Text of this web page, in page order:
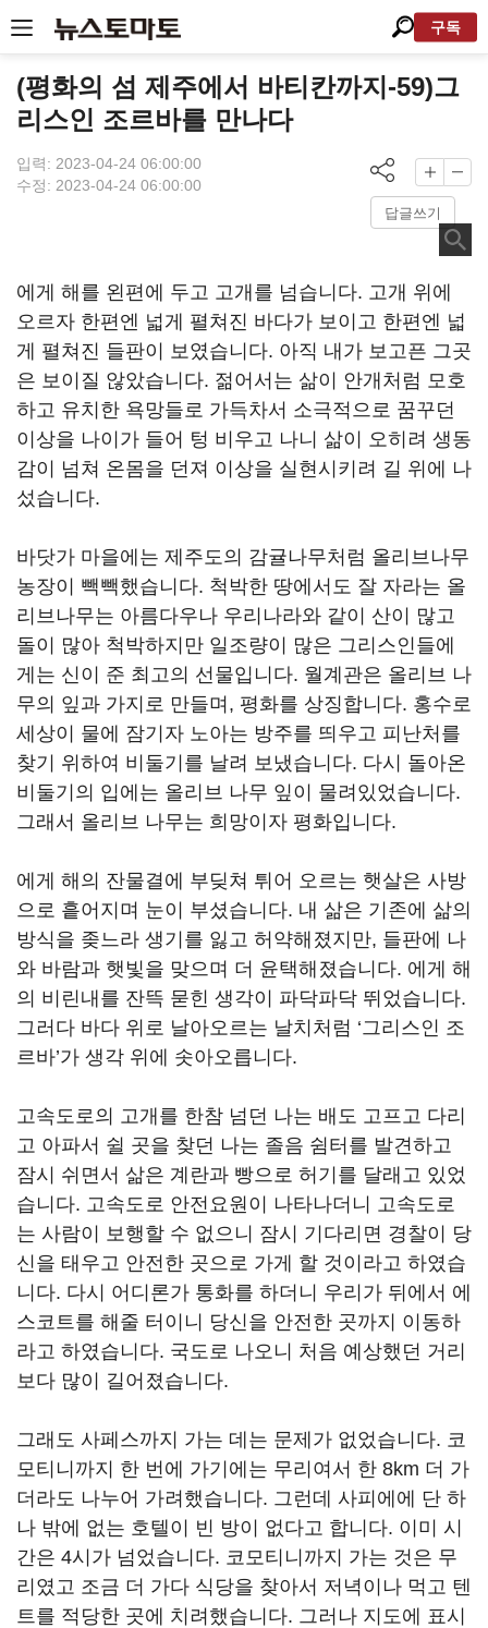
구독
(평화의 섬 제주에서 바티칸까지-59)그
리스인 조르바를 만나다
입력: 2023-04-24 06:00:00
수정: 2023-04-24 06:00:00
답글쓰기
에게 해를 왼편에 두고 고개를 넘습니다. 고개 위에
오르자 한편엔 넓게 펼쳐진 바다가 보이고 한편엔 넓
게 펼쳐진 들판이 보였습니다. 아직 내가 보고픈 그곳
은 보이질 않았습니다. 젊어서는 삶이 안개처럼 모호
하고 유치한 욕망들로 가득차서 소극적으로 꿈꾸던
이상을 나이가 들어 텅 비우고 나니 삶이 오히려 생동
감이 넘쳐 온몸을 던져 이상을 실현시키려 길 위에 나
섰습니다.
바닷가 마을에는 제주도의 감귤나무처럼 올리브나무
농장이 빽빽했습니다. 척박한 땅에서도 잘 자라는 올
리브나무는 아름다우나 우리나라와 같이 산이 많고
돌이 많아 척박하지만 일조량이 많은 그리스인들에
게는 신이 준 최고의 선물입니다. 월계관은 올리브 나
무의 잎과 가지로 만들며, 평화를 상징합니다. 홍수로
세상이 물에 잠기자 노아는 방주를 띄우고 피난처를
찾기 위하여 비둘기를 날려 보냈습니다. 다시 돌아온
비둘기의 입에는 올리브 나무 잎이 물려있었습니다.
그래서 올리브 나무는 희망이자 평화입니다.
에게 해의 잔물결에 부딪쳐 튀어 오르는 햇살은 사방
으로 흩어지며 눈이 부셨습니다. 내 삶은 기존에 삶의
방식을 좆느라 생기를 잃고 허약해졌지만, 들판에 나
와 바람과 햇빛을 맞으며 더 윤택해졌습니다. 에게 해
의 비린내를 잔뜩 묻힌 생각이 파닥파닥 뛰었습니다.
그러다 바다 위로 날아오르는 날치처럼 ‘그리스인 조
르바’가 생각 위에 솟아오릅니다.
고속도로의 고개를 한참 넘던 나는 배도 고프고 다리
고 아파서 쉴 곳을 찾던 나는 졸음 쉼터를 발견하고
잠시 쉬면서 삶은 계란과 빵으로 허기를 달래고 있었
습니다. 고속도로 안전요원이 나타나더니 고속도로
는 사람이 보행할 수 없으니 잠시 기다리면 경찰이 당
신을 태우고 안전한 곳으로 가게 할 것이라고 하였습
니다. 다시 어디론가 통화를 하더니 우리가 뒤에서 에
스코트를 해줄 터이니 당신을 안전한 곳까지 이동하
라고 하였습니다. 국도로 나오니 처음 예상했던 거리
보다 많이 길어졌습니다.
그래도 사페스까지 가는 데는 문제가 없었습니다. 코
모티니까지 한 번에 가기에는 무리여서 한 8km 더 가
더라도 나누어 가려했습니다. 그런데 사피에에 단 하
나 밖에 없는 호텔이 빈 방이 없다고 합니다. 이미 시
간은 4시가 넘었습니다. 코모티니까지 가는 것은 무
리였고 조금 더 가다 식당을 찾아서 저녁이나 먹고 텐
트를 적당한 곳에 치려했습니다. 그러나 지도에 표시